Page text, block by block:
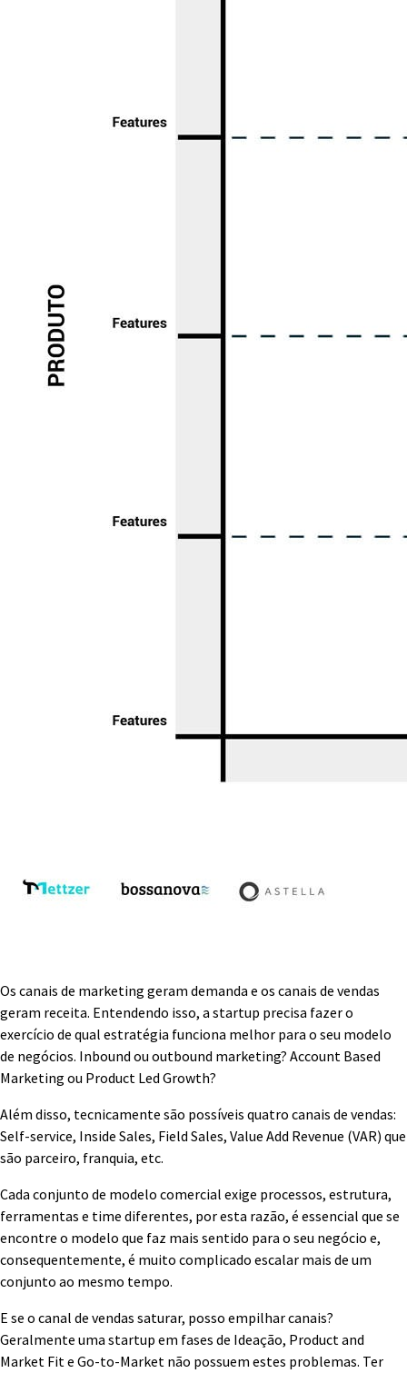
Os canais de marketing geram demanda e os canais de vendas
geram receita. Entendendo isso, a startup precisa fazer o
exercício de qual estratégia funciona melhor para o seu modelo
de negócios. Inbound ou outbound marketing? Account Based
Marketing ou Product Led Growth?
Além disso, tecnicamente são possíveis quatro canais de vendas:
Self-service, Inside Sales, Field Sales, Value Add Revenue (VAR) que
são parceiro, franquia, etc.
Cada conjunto de modelo comercial exige processos, estrutura,
ferramentas e time diferentes, por esta razão, é essencial que se
encontre o modelo que faz mais sentido para o seu negócio e,
consequentemente, é muito complicado escalar mais de um
conjunto ao mesmo tempo.
E se o canal de vendas saturar, posso empilhar canais?
Geralmente uma startup em fases de Ideação, Product and
Market Fit e Go-to-Market não possuem estes problemas. Ter